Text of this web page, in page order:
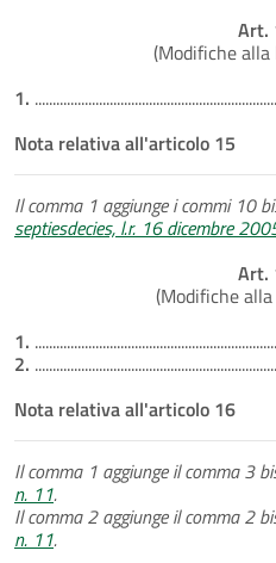
Art.
(Modifiche
1.
Nota relativa all'articolo 15
Il comma 1 aggiunge i commi 10
septiesdecies, l.r. 16 dicembre
Art.
(Modifiche
1.
2.
Nota relativa all'articolo 16
Il comma 1 aggiunge il comma 3
n. 11.
Il comma 2 aggiunge il comma 2
n. 11.